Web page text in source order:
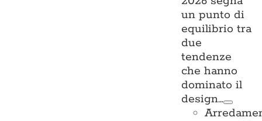
un punto di
equilibrio tra
due
tendenze
che hanno
dominato il
design…